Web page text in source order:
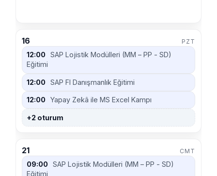
16 PZT
12:00
SAP Lojistik Modülleri (MM – PP - SD)
Eğitimi
12:00 SAP FI Danışmanlık Eğitimi
12:00 Yapay Zekâ ile MS Excel Kampı
+2 oturum
21 CMT
09:00
SAP Lojistik Modülleri (MM – PP - SD)
Eğitimi